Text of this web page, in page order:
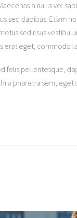
a nulla vel
sed dapibus. Etiam
sed risus
erat eget, commodo
felis pellentesque,
a pharetra sem,